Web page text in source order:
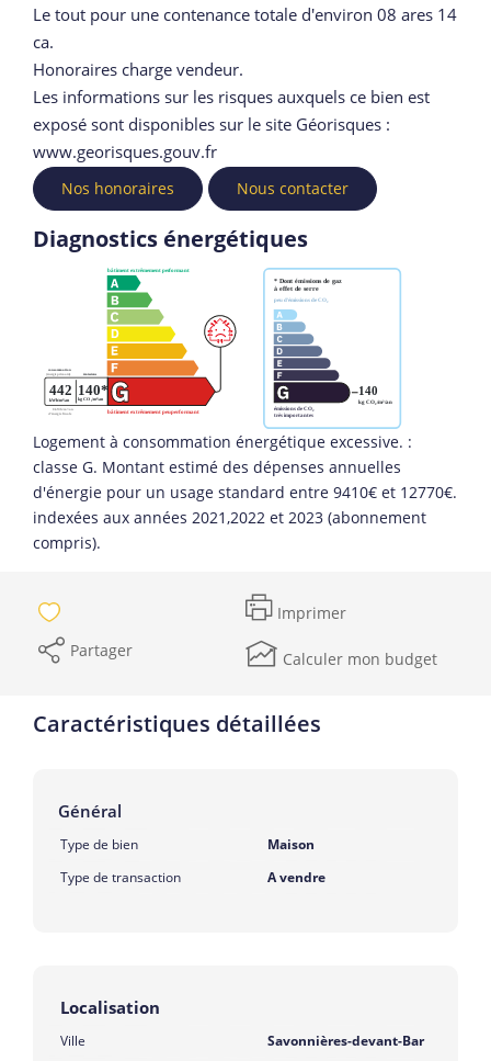
Le tout pour une contenance totale d'environ 08 ares 14
ca.
Honoraires charge vendeur.
Les informations sur les risques auxquels ce bien est
exposé sont disponibles sur le site Géorisques :
www.georisques.gouv.fr
Nos honoraires Nous contacter
Diagnostics énergétiques
Logement à consommation énergétique excessive. :
classe G. Montant estimé des dépenses annuelles
d'énergie pour un usage standard entre 9410€ et 12770€.
indexées aux années 2021,2022 et 2023 (abonnement
compris).
Imprimer
Partager
Calculer mon budget
Caractéristiques détaillées
Général
Type de bien
Maison
Type de transaction
A vendre
Localisation
Ville Savonnières-devant-Bar